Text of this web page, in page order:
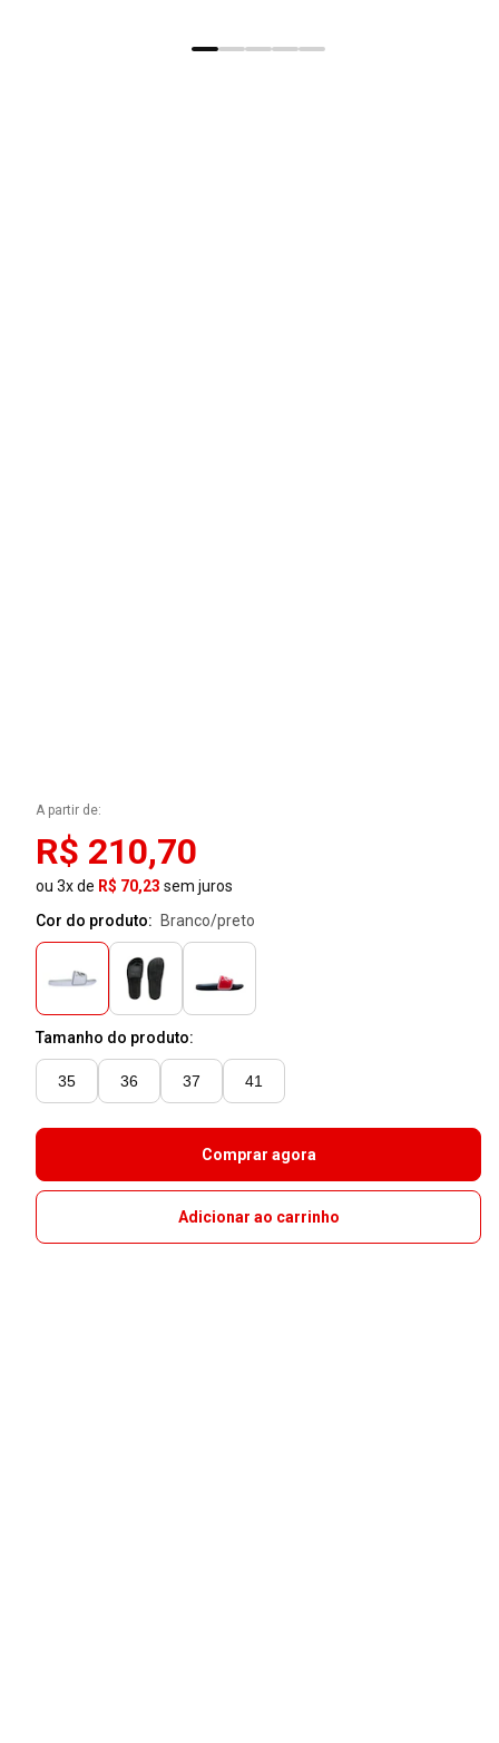
A partir de:
R$ 210,70
ou 3x de R$ 70,23 sem juros
Cor do produto:
branco/preto
Tamanho do produto:
35 36 37 41
Comprar agora
Adicionar ao carrinho